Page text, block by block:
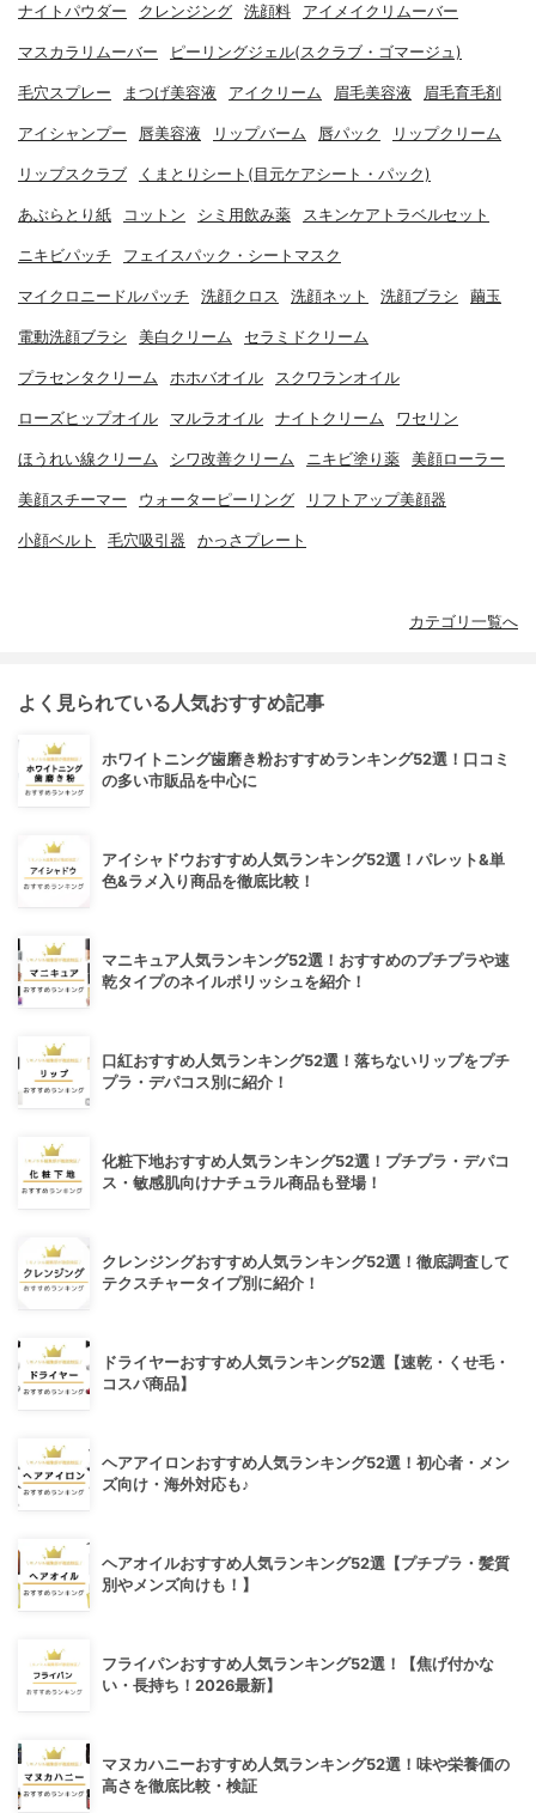
ナイトパウダー クレンジング 洗顔料 アイメイクリムーバー
マスカラリムーバー ピーリングジェル(スクラブ・ゴマージュ)
毛穴スプレー まつげ美容液 アイクリーム 眉毛美容液 眉毛育毛剤
アイシャンプー 唇美容液 リップバーム 唇パック リップクリーム
リップスクラブ くまとりシート(目元ケアシート・パック)
あぶらとり紙 コットン シミ用飲み薬 スキンケアトラベルセット
ニキビパッチ フェイスパック・シートマスク
マイクロニードルパッチ 洗顔クロス 洗顔ネット 洗顔ブラシ 繭玉
電動洗顔ブラシ 美白クリーム セラミドクリーム
プラセンタクリーム ホホバオイル スクワランオイル
ローズヒップオイル マルラオイル ナイトクリーム ワセリン
ほうれい線クリーム シワ改善クリーム ニキビ塗り薬 美顔ローラー
美顔スチーマー ウォーターピーリング リフトアップ美顔器
小顔ベルト 毛穴吸引器 かっさプレート
カテゴリ一覧へ
よく見られている人気おすすめ記事
ホワイトニング歯磨き粉おすすめランキング52選！口コミ
の多い市販品を中心に
アイシャドウおすすめ人気ランキング52選！パレット&単
色&ラメ入り商品を徹底比較！
マニキュア人気ランキング52選！おすすめのプチプラや速
乾タイプのネイルポリッシュを紹介！
口紅おすすめ人気ランキング52選！落ちないリップをプチ
プラ・デパコス別に紹介！
化粧下地おすすめ人気ランキング52選！プチプラ・デパコ
ス・敏感肌向けナチュラル商品も登場！
クレンジングおすすめ人気ランキング52選！徹底調査して
テクスチャータイプ別に紹介！
ドライヤーおすすめ人気ランキング52選【速乾・くせ毛・
コスパ商品】
ヘアアイロンおすすめ人気ランキング52選！初心者・メン
ズ向け・海外対応も♪
ヘアオイルおすすめ人気ランキング52選【プチプラ・髪質
別やメンズ向けも！】
フライパンおすすめ人気ランキング52選！【焦げ付かな
い・長持ち！2026最新】
マヌカハニーおすすめ人気ランキング52選！味や栄養価の
高さを徹底比較・検証